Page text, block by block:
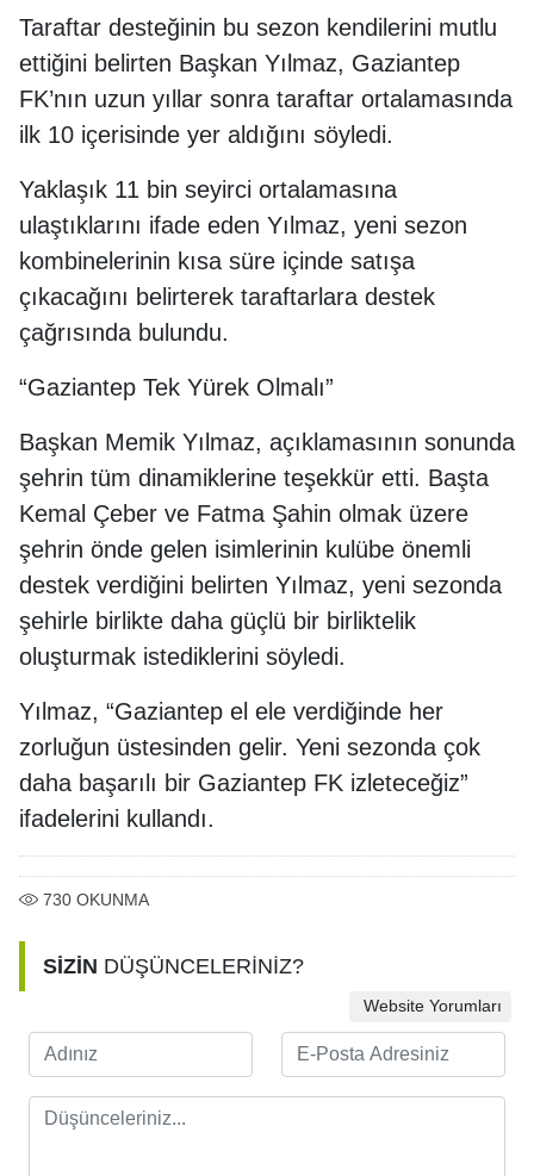
Taraftar desteğinin bu sezon kendilerini mutlu
ettiğini belirten Başkan Yılmaz, Gaziantep
FK’nın uzun yıllar sonra taraftar ortalamasında
ilk 10 içerisinde yer aldığını söyledi.
Yaklaşık 11 bin seyirci ortalamasına
ulaştıklarını ifade eden Yılmaz, yeni sezon
kombinelerinin kısa süre içinde satışa
çıkacağını belirterek taraftarlara destek
çağrısında bulundu.
“Gaziantep Tek Yürek Olmalı”
Başkan Memik Yılmaz, açıklamasının sonunda
şehrin tüm dinamiklerine teşekkür etti. Başta
Kemal Çeber ve Fatma Şahin olmak üzere
şehrin önde gelen isimlerinin kulübe önemli
destek verdiğini belirten Yılmaz, yeni sezonda
şehirle birlikte daha güçlü bir birliktelik
oluşturmak istediklerini söyledi.
Yılmaz, “Gaziantep el ele verdiğinde her
zorluğun üstesinden gelir. Yeni sezonda çok
daha başarılı bir Gaziantep FK izleteceğiz”
ifadelerini kullandı.
730 OKUNMA
SİZİN DÜŞÜNCELERİNİZ?
Website Yorumları